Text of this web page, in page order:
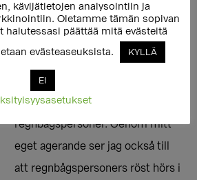
jämställdhet för könsminoriteter
och sexuella minoriteter i
riksdagen och jag lovar att arbeta
mot diskriminering och
hatpropaganda mot
regnbågspersoner. Genom mitt
eget agerande ser jag också till
att regnbågspersoners röst hörs i
kävijätietojen analysointiin ja
Oletamme tämän sopivan
halutessasi päättää mitä evästeitä
evästeaseuksista.
KYLLÄ
EI